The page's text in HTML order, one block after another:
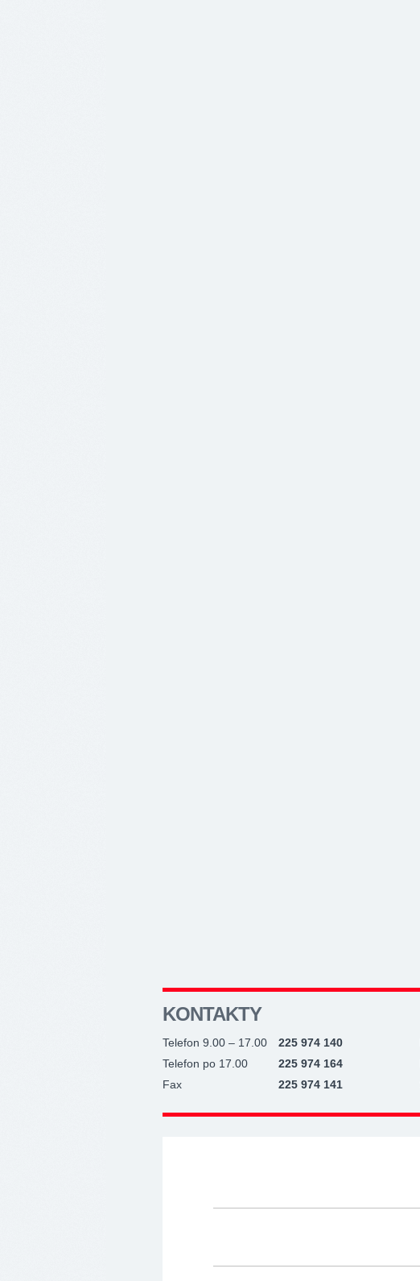
KONTAKTY
Telefon 9.00 – 17.00
225 974 140
Telefon po 17.00
225 974 164
Fax
225 974 141